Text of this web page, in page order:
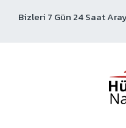
Bizleri 7 Gün 24 Saat